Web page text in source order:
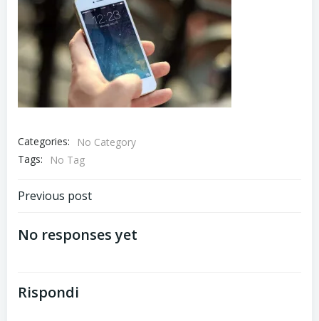
Categories:
No Category
Tags:
No Tag
Post
navigation
Previous post
No responses yet
Rispondi